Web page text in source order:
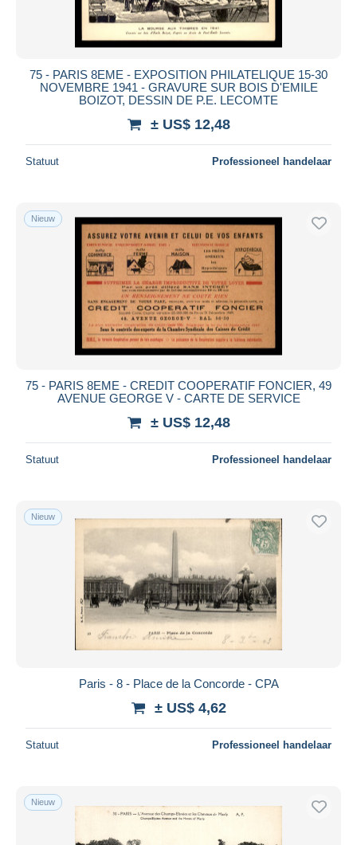
75 - PARIS 8EME - EXPOSITION PHILATELIQUE 15-30
NOVEMBRE 1941 - GRAVURE SUR BOIS D'EMILE
BOIZOT, DESSIN DE P.E. LECOMTE
± US$ 12,48
Statuut Professioneel handelaar
Nieuw
75 - PARIS 8EME - CREDIT COOPERATIF FONCIER, 49
AVENUE GEORGE V - CARTE DE SERVICE
± US$ 12,48
Statuut Professioneel handelaar
Nieuw
Paris - 8 - Place de la Concorde - CPA
± US$ 4,62
Statuut Professioneel handelaar
Nieuw